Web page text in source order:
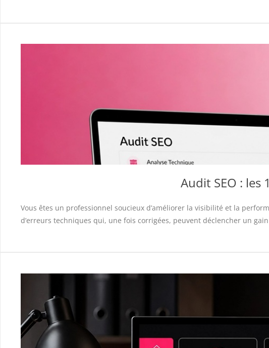
Audit SEO :
Vous êtes un professionnel soucieux d’améliorer la visibilité et la
d’erreurs techniques qui, une fois corrigées, peuvent déclencher un